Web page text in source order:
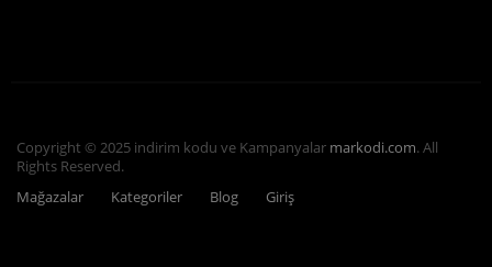
Copyright © 2025 indirim kodu ve Kampanyalar markodi.com. All
Rights Reserved.
Mağazalar
Kategoriler Blog Giriş